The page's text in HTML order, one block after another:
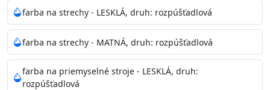
Neaplikujte pri teplote pod 5°C a nad teplotu 35°C alebo
pri relatívnej vlhkosti nad 80%.
Nepoužitá farba vyžaduje špeciálne zaobchádzanie na
bezpečnú likvidáciu.
farba na strechy - LESKLÁ, druh: rozpúšťadlová
farba na strechy - MATNÁ, druh: rozpúšťadlová
farba na priemyselné stroje - LESKLÁ, druh:
rozpúšťadlová